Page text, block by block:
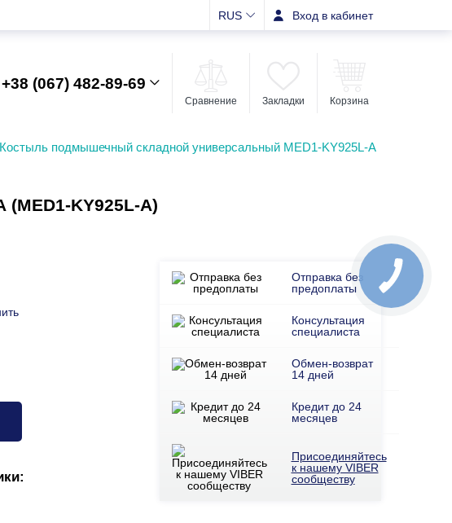
RUS Вход в кабинет
+38 (067) 482-89-69
Сравнение Закладки Корзина
Костыль подмышечный складной универсальный MED1-KY925L-А
KY925L-A)
Отправка без
предоплаты
Консультация
специалиста
Обмен-возврат
14 дней
Кредит до 24
месяцев
Присоединяйтесь
к нашему VIBER
сообществу